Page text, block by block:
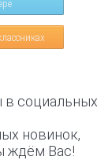
в социальных
новинок,
ждём Вас!